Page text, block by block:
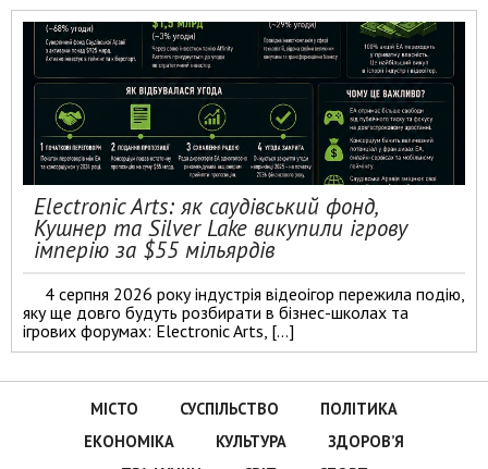
Electronic Arts: як саудівський фонд,
Кушнер та Silver Lake викупили ігрову
імперію за $55 мільярдів
4 серпня 2026 року індустрія відеоігор пережила подію,
яку ще довго будуть розбирати в бізнес-школах та
ігрових форумах: Electronic Arts, […]
МІСТО СУСПІЛЬСТВО
ПОЛІТИКА
ЕКОНОМІКА
КУЛЬТУРА
ЗДОРОВ’Я